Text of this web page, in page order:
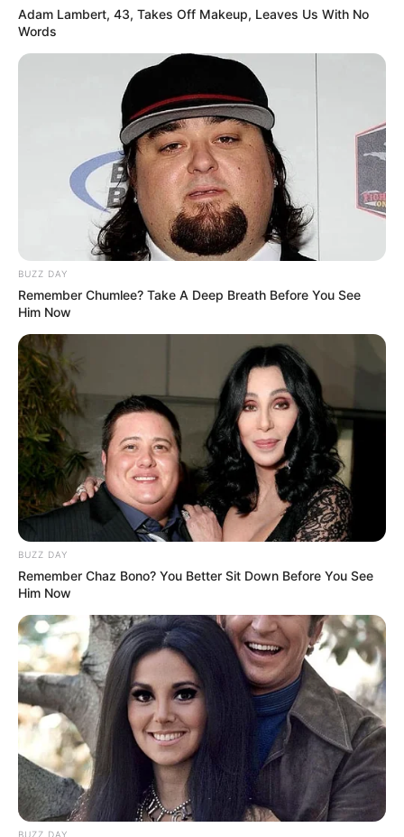
Adam Lambert, 43, Takes Off Makeup, Leaves Us With No
Words
BUZZ DAY
Remember Chumlee? Take A Deep Breath Before You See
Him Now
BUZZ DAY
Remember Chaz Bono? You Better Sit Down Before You See
Him Now
BUZZ DAY